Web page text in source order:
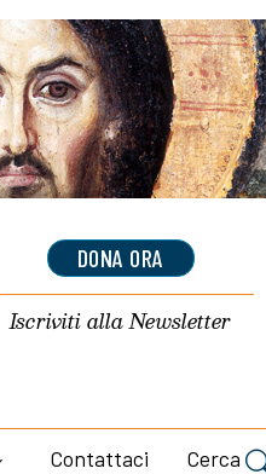
DONA ORA
Iscriviti allaNewsletter
Contattaci Cerca